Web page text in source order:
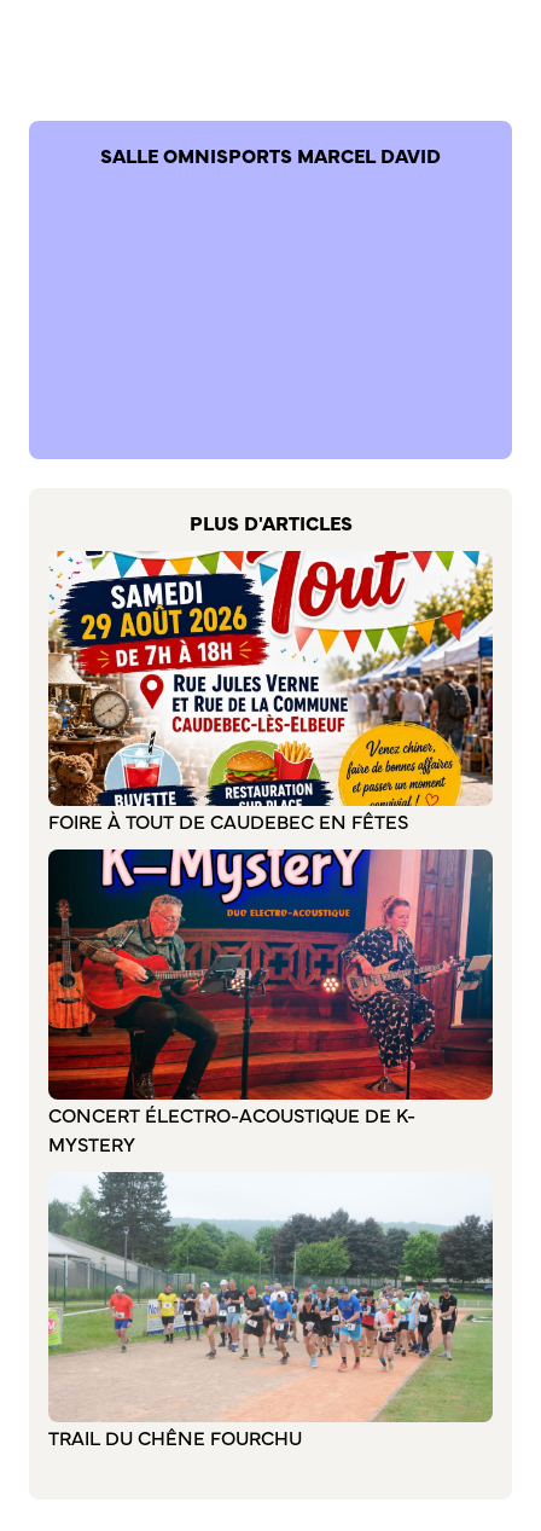
SALLE OMNISPORTS MARCEL DAVID
PLUS D'ARTICLES
FOIRE À TOUT DE CAUDEBEC EN FÊTES
CONCERT ÉLECTRO-ACOUSTIQUE DE K-
MYSTERY
TRAIL DU CHÊNE FOURCHU
Bienvenue à Caudebec
Concours des maisons et balcons fleuris
Aide à l’achat d’un composteur ou récupérateur d’eau
S’informer
Application
S’abonner au mail d’information
Réseaux sociaux
Journal municipal
Le Territoire
La Métropole de Rouen Normandie
Le Département de la Seine-Maritime
La Région Normandie
Culture
Espace Bourvil
Médiathèque Boris Vian
Studio Gainsbourg
Boîtes à lire
Vie associative
Attribution de subventions
Annuaire des associations
Mise à jour de l’annuaire des associations
S’engager auprès d’une association
Sport Loisirs
Annuaire des équipements de sport et de loisirs
Annuaire des clubs sportifs
Mise à jour de l’annuaire des clubs sportifs
Caudebec Rando